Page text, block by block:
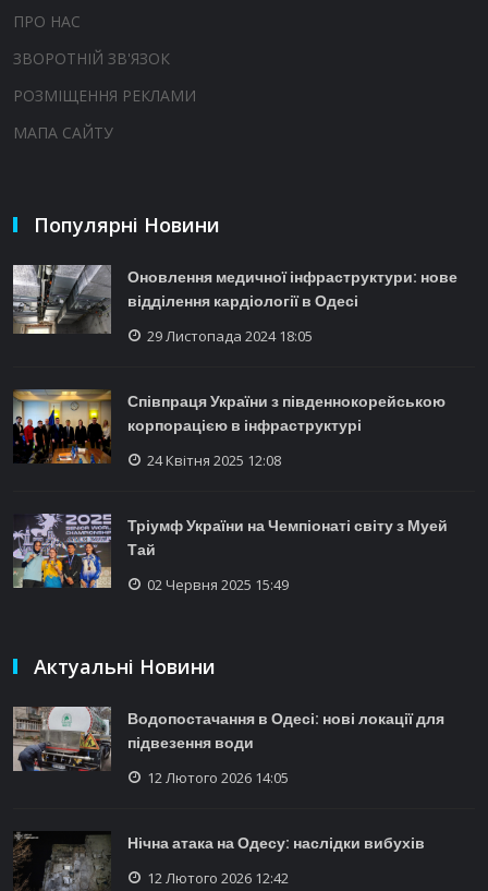
ПРО НАС
ЗВОРОТНІЙ ЗВ'ЯЗОК
РОЗМІЩЕННЯ РЕКЛАМИ
МАПА САЙТУ
Популярні Новини
Оновлення медичної інфраструктури: нове
відділення кардіології в Одесі
29 Листопада 2024 18:05
Співпраця України з південнокорейською
корпорацією в інфраструктурі
24 Квітня 2025 12:08
Тріумф України на Чемпіонаті світу з Муей
Тай
02 Червня 2025 15:49
Актуальні Новини
Водопостачання в Одесі: нові локації для
підвезення води
12 Лютого 2026 14:05
Нічна атака на Одесу: наслідки вибухів
12 Лютого 2026 12:42